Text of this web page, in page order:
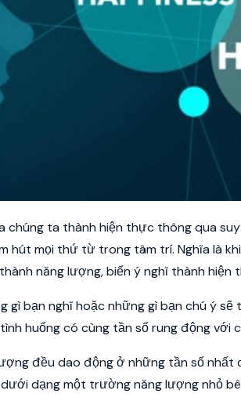
chúng ta thành hiện thực thông qua
hút mọi thứ từ trong tâm trí. Nghĩa là
năng lượng, biến ý nghĩ thành hiện
gì bạn nghĩ hoặc những gì bạn chú ý
huống có cùng tần số rung động với
đều dao động ở những tần số nhất
dạng một trường năng lượng nhỏ